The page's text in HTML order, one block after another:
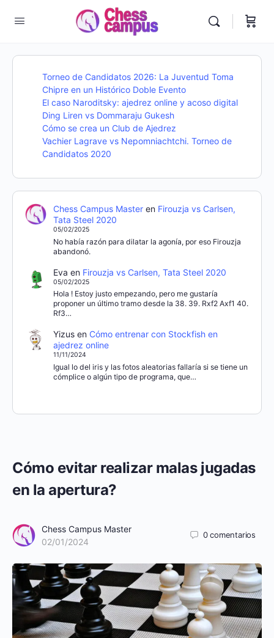
Cómo evitar realizar malas jugadas
en la apertura?
Chess Campus Master
02/01/2024
0comentarios
Torneo de Candidatos 2026: La Juventud Toma
Chipre en un Histórico Doble Evento
El caso Naroditsky: ajedrez online y acoso digital
Ding Liren vs Dommaraju Gukesh
Cómo se crea un Club de Ajedrez
Vachier Lagrave vs Nepomniachtchi. Torneo de
Candidatos 2020
Chess Campus Masteren Firouzja vs Carlsen,
Tata Steel 2020
05/02/2025
No había razón para dilatar la agonía, por eso Firouzja
abandonó.
Eva en Firouzja vs Carlsen, Tata Steel 2020
05/02/2025
Hola ! Estoy justo empezando, pero me gustaría
proponer un último tramo desde la 38. 39. Rxf2 Axf1 40.
Rf3…
Yizusen Cómo entrenar con Stockfish en
ajedrez online
11/11/2024
Igual lo del iris y las fotos aleatorias fallaría si se tiene un
cómplice o algún tipo de programa, que…